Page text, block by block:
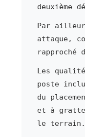
deuxième
Par
attaque,
rapproché
Les
poste
du
et à
le terrain.